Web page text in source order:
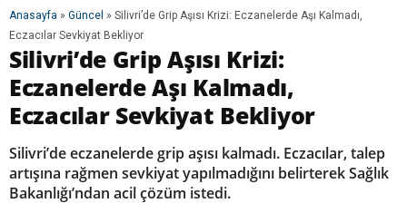
Anasayfa » Güncel » Silivri’de Grip Aşısı Krizi: Eczanelerde Aşı Kalmadı,
Eczacılar Sevkiyat Bekliyor
Silivri’de Grip Aşısı Krizi:
Eczanelerde Aşı Kalmadı,
Eczacılar Sevkiyat Bekliyor
Silivri’de eczanelerde grip aşısı kalmadı. Eczacılar, talep
artışına rağmen sevkiyat yapılmadığını belirterek Sağlık
Bakanlığı’ndan acil çözüm istedi.